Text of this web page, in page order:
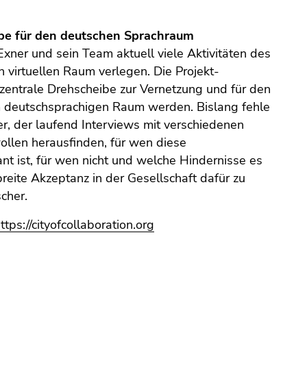
für den deutschen Sprachraum
und sein Team aktuell viele Aktivitäten des
virtuellen Raum verlegen. Die Projekt-
Drehscheibe zur Vernetzung und für den
Raum werden. Bislang fehle
der laufend Interviews mit verschiedenen
herausfinden, für wen diese
ist, für wen nicht und welche Hindernisse es
Akzeptanz in der Gesellschaft dafür zu
cityofcollaboration.org